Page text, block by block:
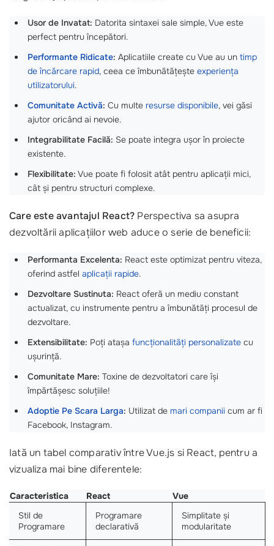
Usor de Invatat: Datorita sintaxei sale simple, Vue este
perfect pentru începători.
Performante Ridicate: Aplicatiile create cu Vue au un timp
de încărcare rapid, ceea ce îmbunătățește experiența
utilizatorului.
Comunitate Activă: Cu multe resurse disponibile, vei găsi
ajutor oricând ai nevoie.
Integrabilitate Facilă: Se poate integra ușor în proiecte
existente.
Flexibilitate: Vue poate fi folosit atât pentru aplicații mici,
cât și pentru structuri complexe.
Care este avantajul React? Perspectiva sa asupra
dezvoltării aplicațiilor web aduce o serie de beneficii:
Performanta Excelenta: React este optimizat pentru viteza,
oferind astfel aplicații rapide.
Dezvoltare Sustinuta: React oferă un mediu constant
actualizat, cu instrumente pentru a îmbunătăți procesul de
dezvoltare.
Extensibilitate: Poți atașa funcționalități personalizate cu
ușurință.
Comunitate Mare: Toxine de dezvoltatori care își
împărtășesc soluțiile!
Adoptie Pe Scara Larga: Utilizat de mari companii cum ar fi
Facebook, Instagram.
Iată un tabel comparativ între Vue.js si React, pentru a
vizualiza mai bine diferentele:
Caracteristica React
Vue
Stil de
Programare
Programare
declarativă
Simplitate și
modularitate